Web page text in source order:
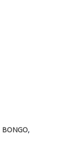
BONGO,